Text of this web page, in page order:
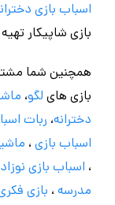
اسباب بازی
بازی شاپیکار
همچنین شما
بازی های لگو،
دخترانه، ربات
اسباب بازی ،
، اسباب بازی
مدرسه ، بازی